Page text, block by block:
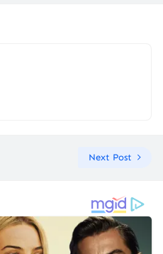
Next Post